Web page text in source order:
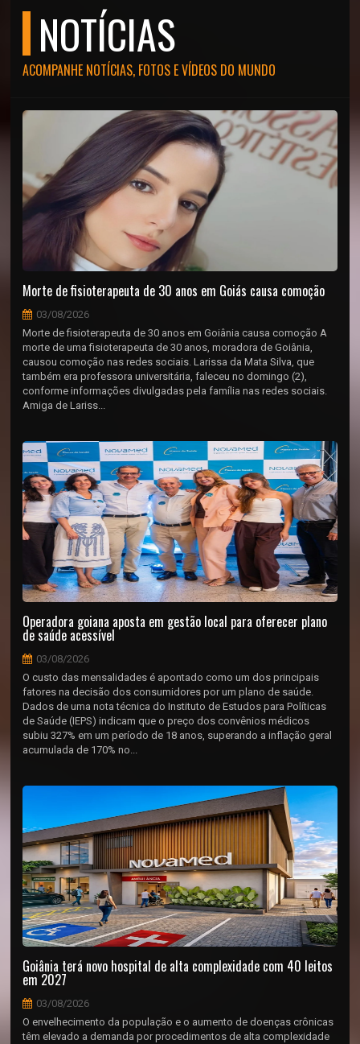
NOTÍCIAS
ACOMPANHE NOTÍCIAS, FOTOS E VÍDEOS DO MUNDO
Morte de fisioterapeuta de 30 anos em Goiás causa comoção
03/08/2026
Morte de fisioterapeuta de 30 anos em Goiânia causa comoção A
morte de uma fisioterapeuta de 30 anos, moradora de Goiânia,
causou comoção nas redes sociais. Larissa da Mata Silva, que
também era professora universitária, faleceu no domingo (2),
conforme informações divulgadas pela família nas redes sociais.
Amiga de Lariss...
Operadora goiana aposta em gestão local para oferecer plano
de saúde acessível
03/08/2026
O custo das mensalidades é apontado como um dos principais
fatores na decisão dos consumidores por um plano de saúde.
Dados de uma nota técnica do Instituto de Estudos para Políticas
de Saúde (IEPS) indicam que o preço dos convênios médicos
subiu 327% em um período de 18 anos, superando a inflação geral
acumulada de 170% no...
Goiânia terá novo hospital de alta complexidade com 40 leitos
em 2027
03/08/2026
O envelhecimento da população e o aumento de doenças crônicas
têm elevado a demanda por procedimentos de alta complexidade